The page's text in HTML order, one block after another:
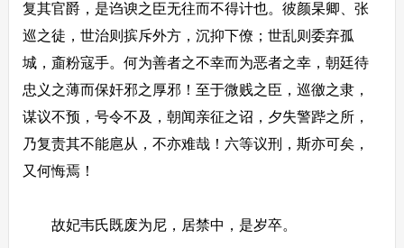
复其官爵，是诌谀之臣无往而不得计也。彼颜杲卿、张
巡之徒，世治则摈斥外方，沉抑下僚；世乱则委弃孤
城，齑粉寇手。何为善者之不幸而为恶者之幸，朝廷待
忠义之薄而保奸邪之厚邪！至于微贱之臣，巡徼之隶，
谋议不预，号令不及，朝闻亲征之诏，夕失警跸之所，
乃复责其不能扈从，不亦难哉！六等议刑，斯亦可矣，
又何悔焉！
故妃韦氏既废为尼，居禁中，是岁卒。